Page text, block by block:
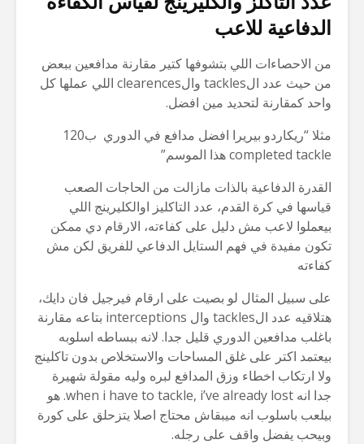
الدفاعية للاعب
من الاحصاءات اللي بتشوفها كتير مقارنة مدافعين ببعض
من حيث عدد الtackles والclearences اللي عملها كل
واحد كمقارنة لتحديد مين افضل.
مثلا “ريكاردو بيريرا افضل مدافع في الدوري ب120
completed tackle هذا الموسم”
القدرة الدفاعية بالذات مازالت من الحاجات الصعب
قياسها في كرة القدم، عدد التاكليز اوالكليرينج اللي
بيعملوا لاعب مش دليل على كفاءته، الارقام دي ممكن
تكون مفيدة في فهم الستايل الدفاعي للفريق لكن مش
كفاءته
على سبيل المثال لو بصيت على ارقام فيرجيل فان دايك،
هتلاقيه عدد الtackles وال interceptions بتاعه مقارنة
باغلب مدافعين الدوري قليل جدا. لانه ببساطه اسلوبه
بيعتمد اكتر على غلق المساحات والاستخلاص بدون تاكلينج
ولا ارتكاب اخطاء وزق المدافع لبره وليه مقولة شهيرة
جدا انه when i have to tackle, i’ve already lost. هو
بيلعب باسلوب انه ميبقاش محتاج اصلا يتزحلق على كورة
وبيحب يفضل واقف على رجله.